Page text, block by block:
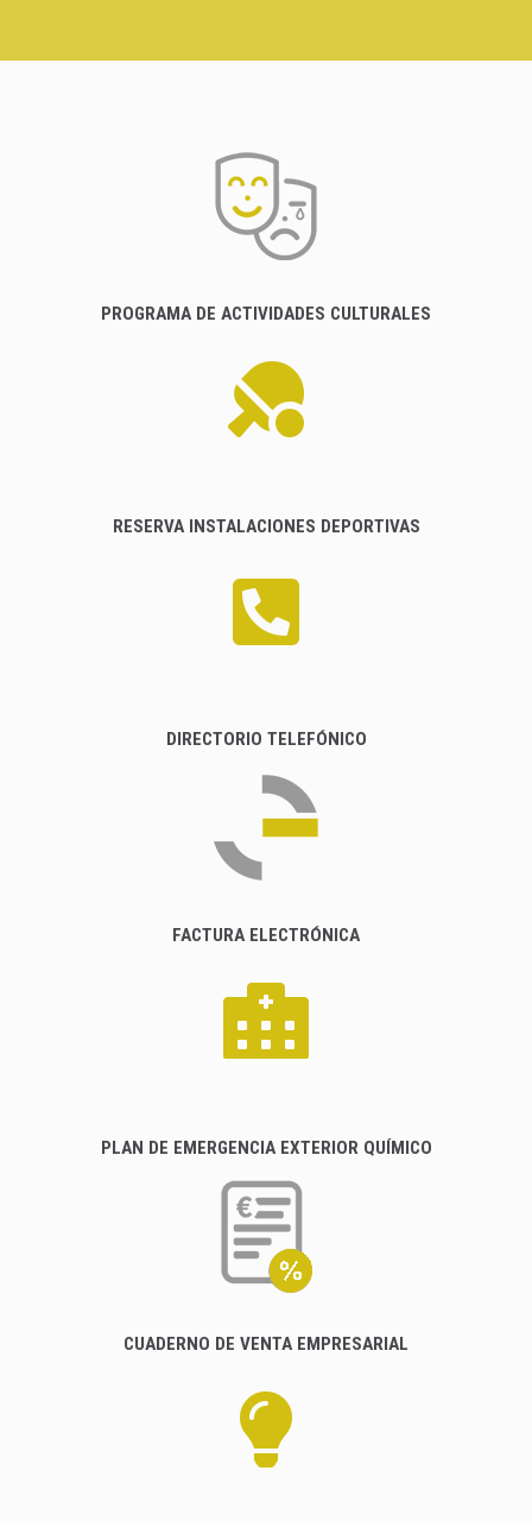
PROGRAMA DE ACTIVIDADES CULTURALES
RESERVA INSTALACIONES DEPORTIVAS
DIRECTORIO TELEFÓNICO
FACTURA ELECTRÓNICA
PLAN DE EMERGENCIA EXTERIOR QUÍMICO
CUADERNO DE VENTA EMPRESARIAL